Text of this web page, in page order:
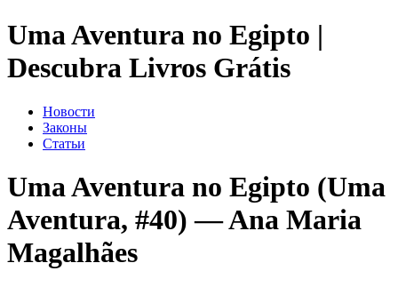
Uma Aventura no Egipto |
Descubra Livros Grátis
Новости
Законы
Статьи
Uma Aventura no Egipto (Uma
Aventura, #40) — Ana Maria
Magalhães